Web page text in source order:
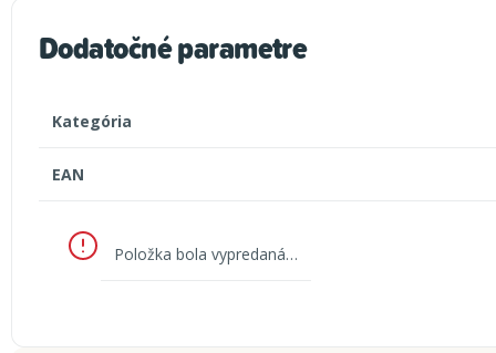
Dodatočné parametre
Kategória
EAN
Položka bola vypredaná…